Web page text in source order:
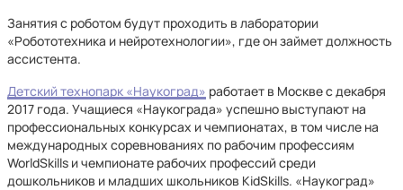
Занятия с роботом будут проходить в лаборатории
«Робототехника и нейротехнологии», где он займет должность
ассистента.
Детский технопарк «Наукоград» работает в Москве с декабря
2017 года. Учащиеся «Наукограда» успешно выступают на
профессиональных конкурсах и чемпионатах, в том числе на
международных соревнованиях по рабочим профессиям
WorldSkills и чемпионате рабочих профессий среди
дошкольников и младших школьников KidSkills. «Наукоград»